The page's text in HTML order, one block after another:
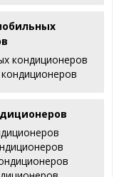
кондиционеров